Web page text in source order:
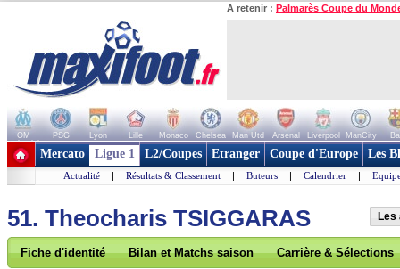
A retenir : Palmarès Coupe du
OM PSG Lyon Lille Monaco Chelsea Man Utd Arsenal Liverpool ManCity
+ de clubs
Mercato Ligue 1 L2/Coupes Etranger Coupe d'Europe Les
Actualité | Résultats & Classement | Buteurs | Calendrier |
51. Theocharis TSIGGARAS
Fiche d'identité Bilan et Matchs saison Carrière & Sélections